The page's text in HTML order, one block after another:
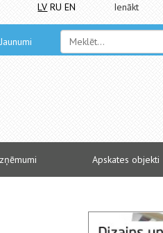
LV RU EN Ienākt
Jaunumi
Apskates objekti